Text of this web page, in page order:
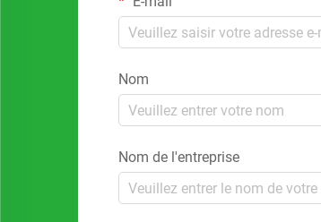
Nom
Nom de l'entreprise